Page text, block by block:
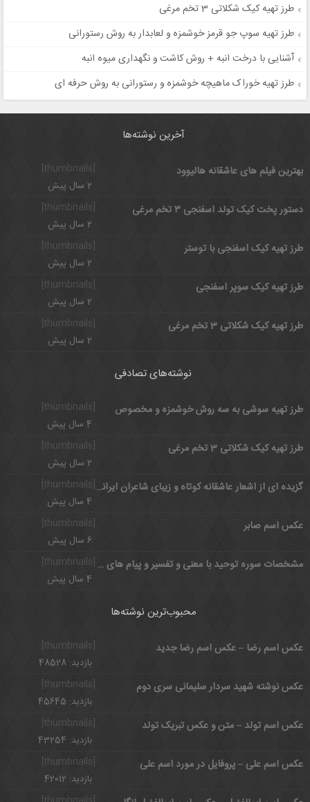
طرز تهیه کیک شکلاتی 3 تخم مرغی
طرز تهیه سوپ جو قرمز خوشمزه و لعابدار به روش رستورانی
آشنایی با درخت انبه + روش کاشت و نگهداری میوه انبه
طرز تهیه خوراک ماهیچه خوشمزه و رستورانی به روش حرفه ای
آخرین نوشته‌ها
بهترین فیلم های عاشقانه هالیوود
2 سال پیش
[thumbnails]
دستور پخت کیک تولد اسفنجی ۳ تخم مرغی
2 سال پیش
طرز تهیه کیک اسفنجی با توستر
2 سال پیش
[thumbnails]
طرز تهیه کیک سوپر اسفنجی
2 سال پیش
طرز تهیه کیک شکلاتی 3 تخم مرغی
2 سال پیش
نوشته‌های تصادفی
[thumbnails] طرز تهیه سوشی به سه روش خوشمزه و مخصوص
4 سال پیش
طرز تهیه کیک شکلاتی 3 تخم مرغی
2 سال پیش
[thumbnails] گزیده ای از اشعار عاشقانه کوتاه و زیبای شاعران ایرانی
4 سال پیش
عکس اسم صابر
6 سال پیش
مشخصات سوره توحید با معنی و تفسیر و پیام های سوره مبارکه توحید
4 سال پیش
محبوب‌ترین نوشته‌ها
عکس اسم رضا – عکس اسم رضا جدید
بازدید: 48528
[thumbnails]
عکس نوشته شهید سردار سلیمانی سری دوم
بازدید: 45645
عکس اسم تولد – متن و عکس تبریک تولد
بازدید: 43254
عکس اسم علی – پروفایل در مورد اسم علی
بازدید: 42012